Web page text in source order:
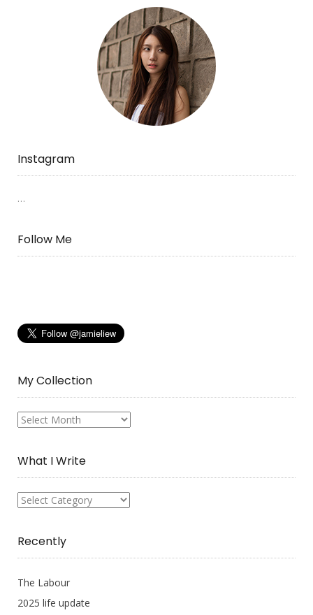
Instagram
…
Follow Me
My Collection
My
What I Write
What
Recently
The Labour
2025 life update